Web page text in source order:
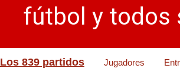
fútbol y todos
Los 839 partidos Jugadores